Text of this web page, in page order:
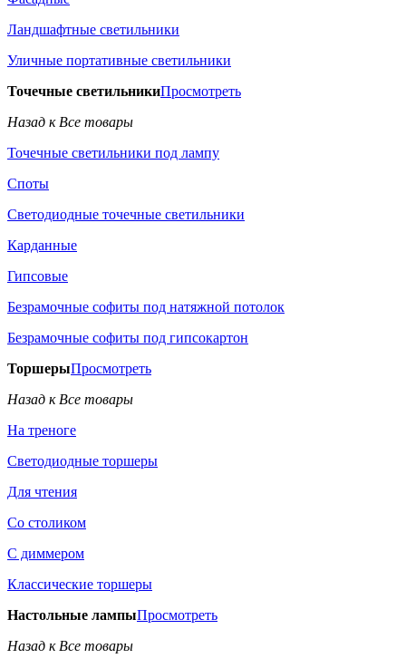
Ландшафтные светильники
Уличные портативные светильники
Точечные светильникиПросмотреть
Назад к Все товары
Точечные светильники под лампу
Споты
Светодиодные точечные светильники
Карданные
Гипсовые
Безрамочные софиты под натяжной потолок
Безрамочные софиты под гипсокартон
ТоршерыПросмотреть
Назад к Все товары
На треноге
Светодиодные торшеры
Для чтения
Со столиком
С диммером
Классические торшеры
Настольные лампыПросмотреть
Назад к Все товары